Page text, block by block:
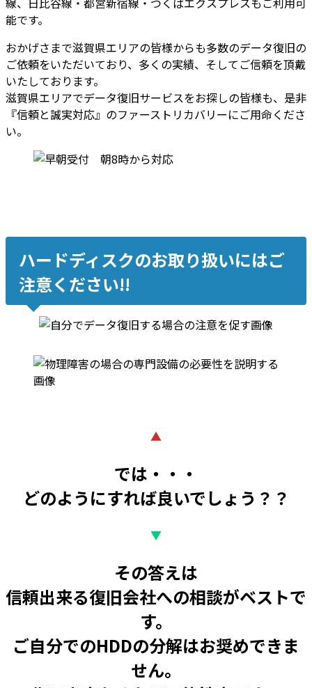
能です。
おかげさまで滋賀県エリアの皆様からも多数のデータ復旧の
ご依頼をいただいており、多くの実績、そしてご信頼を頂戴
いたしております。
滋賀県エリアでデータ復旧サービスをお探しの皆様も、是非
『信頼と誠実対応』のファーストリカバリーにご用命くださ
い。
ハードディスクのお取り扱いにはご
注意ください!!
▲
では・・・
どのようにすれば良いでしょう？？
▼
その答えは
信頼出来る復旧会社への相談がベストで
す。
ご自分でのHDDの分解はお奨めできま
せん。